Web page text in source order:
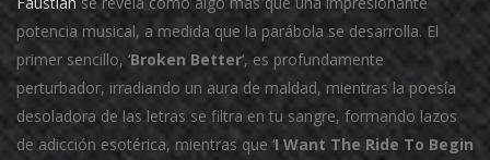
potencia musical, a medida que la parábola se desarrolla. El
primer sencillo, ‘Broken Better‘, es profundamente
perturbador, irradiando un aura de maldad, mientras la poesía
desoladora de las letras se filtra en tu sangre, formando lazos
de adicción esotérica, mientras que ‘I Want The Ride To Begin